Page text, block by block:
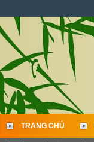
TRANG CHỦ